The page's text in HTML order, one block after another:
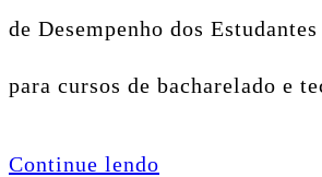
de Desempenho dos
para cursos de bacharelado e
Continue lendo